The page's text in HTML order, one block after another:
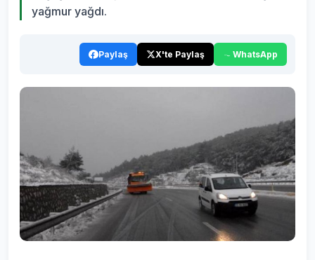
yağmur yağdı.
Paylaş X'te Paylaş WhatsApp